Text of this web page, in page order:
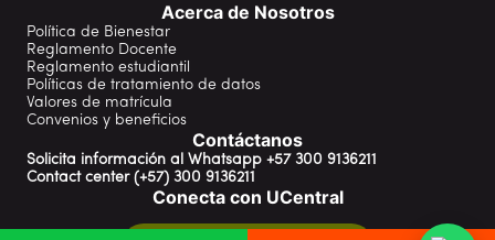
Acerca de Nosotros
Política de Bienestar
Reglamento Docente
Reglamento estudiantil
Políticas de tratamiento de datos
Valores de matrícula
Convenios y beneficios
Contáctanos
Solicita información al Whatsapp +57 300 9136211
Contact center (+57) 300 9136211
Conecta con UCentral